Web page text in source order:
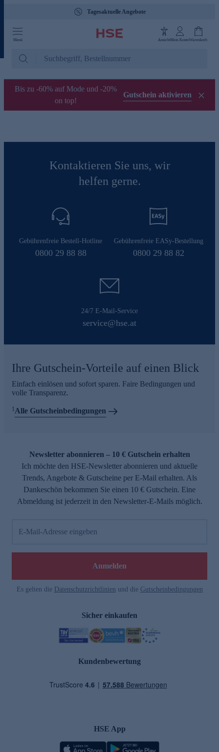
Tagesaktuelle Angebote
Menü AnsichtMein KontoWarenkorb
Bis zu -60% auf Mode und -20%
on top!
Gutschein aktivieren
Kontaktieren Sie uns, wir
helfen gerne.
Gebührenfreie Bestell-Hotline
0800 29 88 88
Gebührenfreie EASy-Bestellung
0800 29 88 82
24/7 E-Mail-Service
service@hse.at
Ihre Gutschein-Vorteile auf einen Blick
Einfach einlösen und sofort sparen. Faire Bedingungen und
volle Transparenz.
1Alle Gutscheinbedingungen
Newsletter abonnieren – 10 € Gutschein erhalten
Ich möchte den HSE-Newsletter abonnieren und aktuelle
Trends, Angebote & Gutscheine per E-Mail erhalten. Als
Dankeschön bekommen Sie einen 10 € Gutschein. Eine
Abmeldung ist jederzeit in den Newsletter-E-Mails möglich.
E-Mail-Adresse eingeben
Anmelden
Es gelten die Datenschutzrichtlinien und die Gutscheinbedingungen
Sicher einkaufen
Kundenbewertung
HSE App